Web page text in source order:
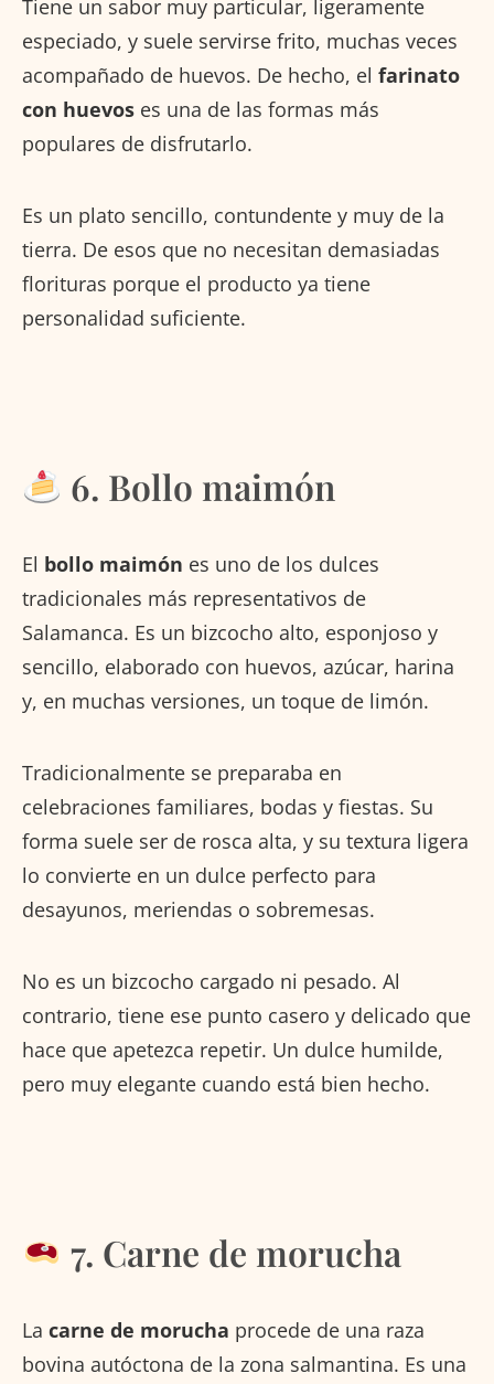
Tiene un sabor muy particular, ligeramente
especiado, y suele servirse frito, muchas veces
acompañado de huevos. De hecho, el farinato
con huevos es una de las formas más
populares de disfrutarlo.
Es un plato sencillo, contundente y muy de la
tierra. De esos que no necesitan demasiadas
florituras porque el producto ya tiene
personalidad suficiente.
6. Bollo maimón
El bollo maimón es uno de los dulces
tradicionales más representativos de
Salamanca. Es un bizcocho alto, esponjoso y
sencillo, elaborado con huevos, azúcar, harina
y, en muchas versiones, un toque de limón.
Tradicionalmente se preparaba en
celebraciones familiares, bodas y fiestas. Su
forma suele ser de rosca alta, y su textura ligera
lo convierte en un dulce perfecto para
desayunos, meriendas o sobremesas.
No es un bizcocho cargado ni pesado. Al
contrario, tiene ese punto casero y delicado que
hace que apetezca repetir. Un dulce humilde,
pero muy elegante cuando está bien hecho.
7. Carne de morucha
La carne de morucha procede de una raza
bovina autóctona de la zona salmantina. Es una